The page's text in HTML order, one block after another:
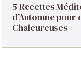
5 Recettes
d’Automne pour
Chaleureuses